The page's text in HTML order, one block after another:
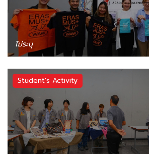
ไม่ระบุ
Student's Activity